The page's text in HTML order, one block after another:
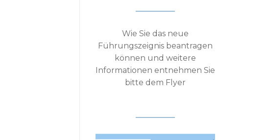
Wie Sie das neue
Führungszeignis beantragen
können und weitere
Informationen entnehmen Sie
bitte dem Flyer